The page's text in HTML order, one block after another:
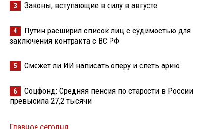
3 Законы, вступающие в силу в августе
4
Путин расширил список лиц с судимостью для
заключения контракта с ВС РФ
5 Сможет ли ИИ написать оперу и спеть арию
6
Соцфонд: Средняя пенсия по старости в России
превысила 27,2 тысячи